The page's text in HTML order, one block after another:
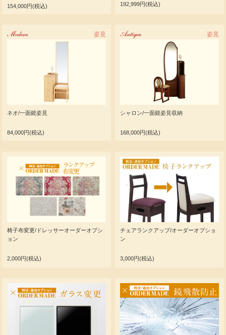
154,000円(税込) 192,999円(税込)
姿見
ネオ/一面鏡姿見
84,000円(税込)
姿見
シャロン/一面鏡姿見収納
168,000円(税込)
椅子布変更/ドレッサーオーダーオプシ
ョン
2,000円(税込)
チェアランクアップ/オーダーオプショ
ン
3,000円(税込)